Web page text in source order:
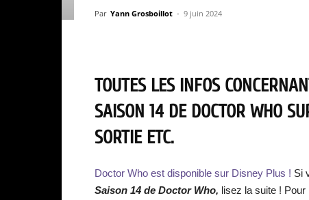
Par Yann Grosboillot - 9 juin 2024
TOUTES LES INFOS
SAISON 14 DE DOCTOR WHO
SORTIE ETC.
Doctor Who est disponible sur Disney Plus ! Si
Saison 14 de Doctor Who, lisez la suite !